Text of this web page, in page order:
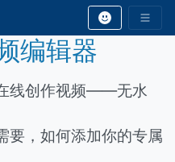
编辑器
线创作视频——无水
要，如何添加你的专属